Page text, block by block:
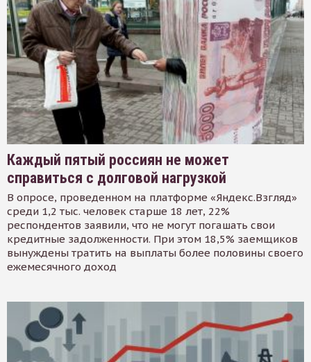
Каждый пятый россиян не может
справиться с долговой нагрузкой
В опросе, проведенном на платформе «Яндекс.Взгляд»
среди 1,2 тыс. человек старше 18 лет, 22%
респондентов заявили, что не могут погашать свои
кредитные задолженности. При этом 18,5% заемщиков
вынуждены тратить на выплаты более половины своего
ежемесячного доход